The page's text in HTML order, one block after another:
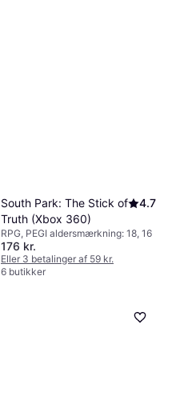
South Park: The Stick of
Truth (Xbox 360)
4.7
RPG, PEGI aldersmærkning: 18, 16
176 kr.
Eller 3 betalinger af 59 kr.
6 butikker